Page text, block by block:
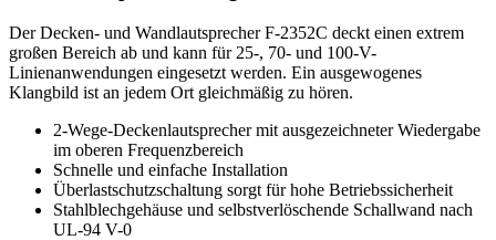
Der Decken- und Wandlautsprecher F-2352C deckt einen extrem
großen Bereich ab und kann für 25-, 70- und 100-V-
Linienanwendungen eingesetzt werden. Ein ausgewogenes
Klangbild ist an jedem Ort gleichmäßig zu hören.
2-Wege-Deckenlautsprecher mit ausgezeichneter Wiedergabe
im oberen Frequenzbereich
Schnelle und einfache Installation
Überlastschutzschaltung sorgt für hohe Betriebssicherheit
Stahlblechgehäuse und selbstverlöschende Schallwand nach
UL-94 V-0